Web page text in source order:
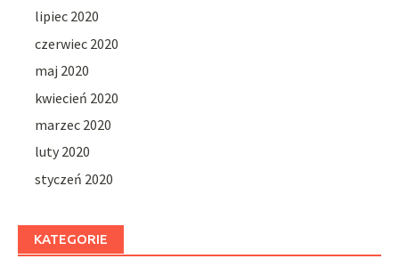
lipiec 2020
czerwiec 2020
maj 2020
kwiecień 2020
marzec 2020
luty 2020
styczeń 2020
KATEGORIE